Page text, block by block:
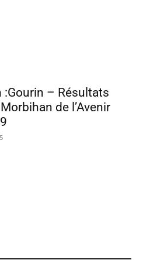
:Gourin – Résultats
de l’Avenir